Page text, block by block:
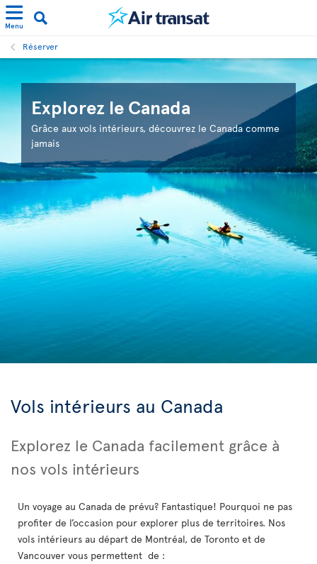
Menu
Réserver
Explorez le Canada
Grâce aux vols intérieurs, découvrez le Canada comme
jamais
Vols intérieurs au Canada
Explorez le Canada facilement grâce à
nos vols intérieurs
Un voyage au Canada de prévu? Fantastique! Pourquoi ne pas
profiter de l’occasion pour explorer plus de territoires. Nos
vols intérieurs au départ de Montréal, de Toronto et de
Vancouver vous permettent de :